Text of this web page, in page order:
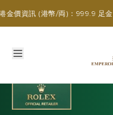
港幣/両)：999.9 足金飾品 賣